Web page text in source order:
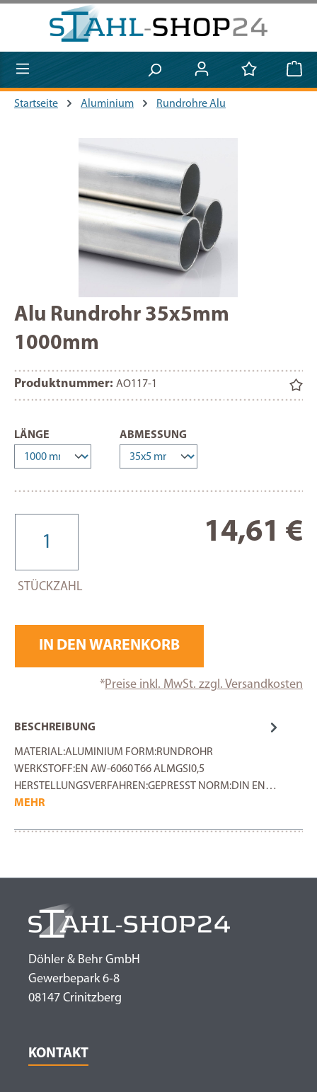
Zum Hauptinhalt springen
Startseite Aluminium Rundrohre Alu
Alu Rundrohr 35x5mm
1000mm
Produktnummer: AO117-1
LÄNGE ABMESSUNG
14,61 €
STÜCKZAHL
IN DEN WARENKORB
*Preise inkl. MwSt. zzgl. Versandkosten
BESCHREIBUNG
MATERIAL:ALUMINIUM FORM:RUNDROHR
WERKSTOFF:EN AW-6060 T66 ALMGSI0,5
HERSTELLUNGSVERFAHREN:GEPRESST NORM:DIN EN…
MEHR
Döhler & Behr GmbH
Gewerbepark 6-8
08147 Crinitzberg
KONTAKT